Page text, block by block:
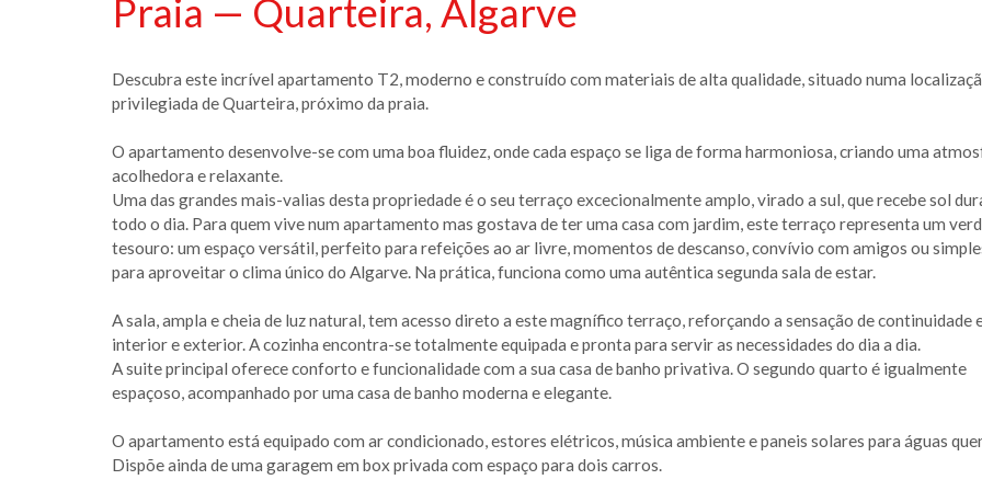
Praia — Quarteira, Algarve
Descubra este incrível apartamento T2, moderno e construído com materiais de alta qualidade, situado numa
privilegiada de Quarteira, próximo da praia.
O apartamento desenvolve-se com uma boa fluidez, onde cada espaço se liga de forma harmoniosa, criando uma
acolhedora e relaxante.
Uma das grandes mais-valias desta propriedade é o seu terraço excecionalmente amplo, virado a sul, que recebe sol
todo o dia. Para quem vive num apartamento mas gostava de ter uma casa com jardim, este terraço representa um
tesouro: um espaço versátil, perfeito para refeições ao ar livre, momentos de descanso, convívio com amigos ou
para aproveitar o clima único do Algarve. Na prática, funciona como uma autêntica segunda sala de estar.
A sala, ampla e cheia de luz natural, tem acesso direto a este magnífico terraço, reforçando a sensação de continuidade
interior e exterior. A cozinha encontra-se totalmente equipada e pronta para servir as necessidades do dia a dia.
A suite principal oferece conforto e funcionalidade com a sua casa de banho privativa. O segundo quarto é igualmente
espaçoso, acompanhado por uma casa de banho moderna e elegante.
O apartamento está equipado com ar condicionado, estores elétricos, música ambiente e paneis solares para águas
Dispõe ainda de uma garagem em box privada com espaço para dois carros.